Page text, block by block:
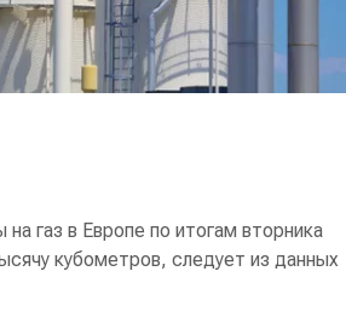
газ в Европе по итогам вторника
кубометров, следует из данных